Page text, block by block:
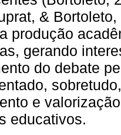
&
produção
gerando
do debate
e
educativos.